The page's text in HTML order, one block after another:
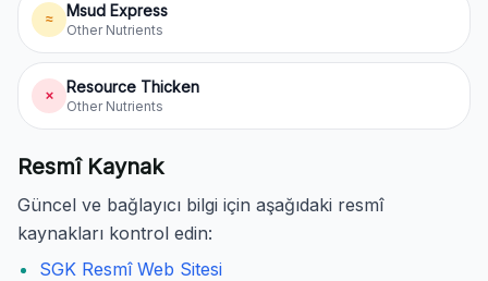
≈ Msud Express
Other Nutrients
✗ Resource Thicken
Other Nutrients
Resmî Kaynak
Güncel ve bağlayıcı bilgi için aşağıdaki resmî
kaynakları kontrol edin:
SGK Resmî Web Sitesi